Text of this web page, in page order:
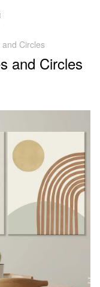
Circles
and Circles